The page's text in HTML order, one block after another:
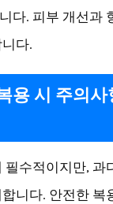
다. 피부 개선과
다.
용 시 주의사
필수적이지만, 과
니다. 안전한 복